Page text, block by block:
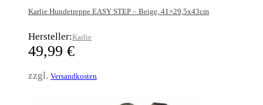
Karlie Hundetreppe EASY STEP – Beige, 41×29,5x43cm
Hersteller:Karlie
49,99 €
zzgl. Versandkosten